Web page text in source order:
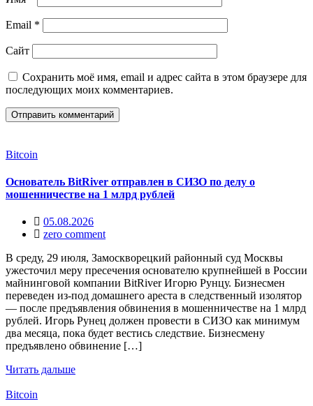
Email *
Сайт
Сохранить моё имя, email и адрес сайта в этом браузере для
последующих моих комментариев.
Bitcoin
Основатель BitRiver отправлен в СИЗО по делу о
мошенничестве на 1 млрд рублей
05.08.2026
zero comment
В среду, 29 июля, Замоскворецкий районный суд Москвы
ужесточил меру пресечения основателю крупнейшей в России
майнинговой компании BitRiver Игорю Рунцу. Бизнесмен
переведен из-под домашнего ареста в следственный изолятор
— после предъявления обвинения в мошенничестве на 1 млрд
рублей. Игорь Рунец должен провести в СИЗО как минимум
два месяца, пока будет вестись следствие. Бизнесмену
предъявлено обвинение […]
Читать дальше
Bitcoin